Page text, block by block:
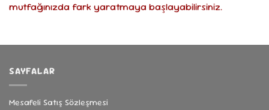
mutfağınızda fark yaratmaya başlayabilirsiniz.
SAYFALAR
Mesafeli Satış Sözleşmesi